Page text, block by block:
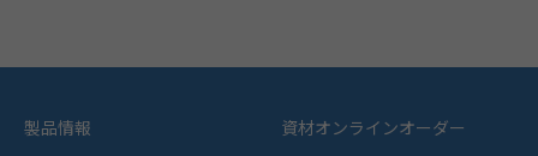
製品情報
資材オンラインオーダー